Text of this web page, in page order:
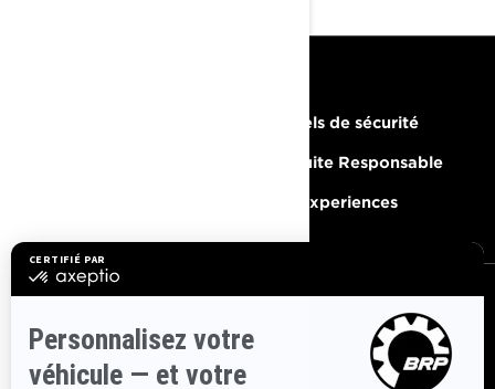
Rappels de sécurité
Conduite Responsable
BRP Experiences
Inscrivez-vous à nos courriels.
Recevez les dernières
nouvelles, les événements et les offres.